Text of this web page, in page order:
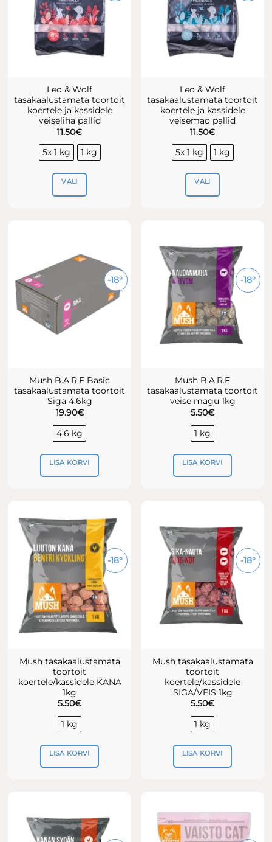
teha
tootelehel.
Leo & Wolf
tasakaalustamata toortoit
koertele ja kassidele
veiseliha pallid
11.50€
5x 1 kg 1 kg
VALI
varianti.
teha
tootelehel.
Leo & Wolf
tasakaalustamata toortoit
koertele ja kassidele
veisemao pallid
11.50€
5x 1 kg 1 kg
VALI
varianti.
Valikuid
teha
tootelehel.
-18°
Mush B.A.R.F Basic
tasakaalustamata toortoit
Siga 4,6kg
19.90€
4.6 kg
LISA KORVI
-18°
Mush B.A.R.F
tasakaalustamata toortoit
veise magu 1kg
5.50€
1 kg
LISA KORVI
-18°
Mush tasakaalustamata
toortoit
koertele/kassidele KANA
1kg
5.50€
1 kg
LISA KORVI
-18°
Mush tasakaalustamata
toortoit
koertele/kassidele
SIGA/VEIS 1kg
5.50€
1 kg
LISA KORVI